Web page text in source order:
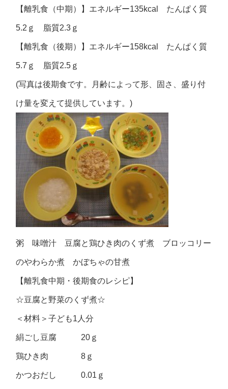
【離乳食（中期）】エネルギー135kcal たんぱく質
5.2ｇ 脂質2.3ｇ
【離乳食（後期）】エネルギー158kcal たんぱく質
5.7ｇ 脂質2.5ｇ
(写真は後期食です。月齢によって形、固さ、盛り付
け量を変えて提供しています。)
粥 味噌汁 豆腐と鶏ひき肉のくず煮 ブロッコリー
のやわらか煮 かぼちゃの甘煮
【離乳食中期・後期食のレシピ】
☆豆腐と野菜のくず煮☆
＜材料＞子ども1人分
絹ごし豆腐 20ｇ
鶏ひき肉 8ｇ
かつおだし 0.01ｇ